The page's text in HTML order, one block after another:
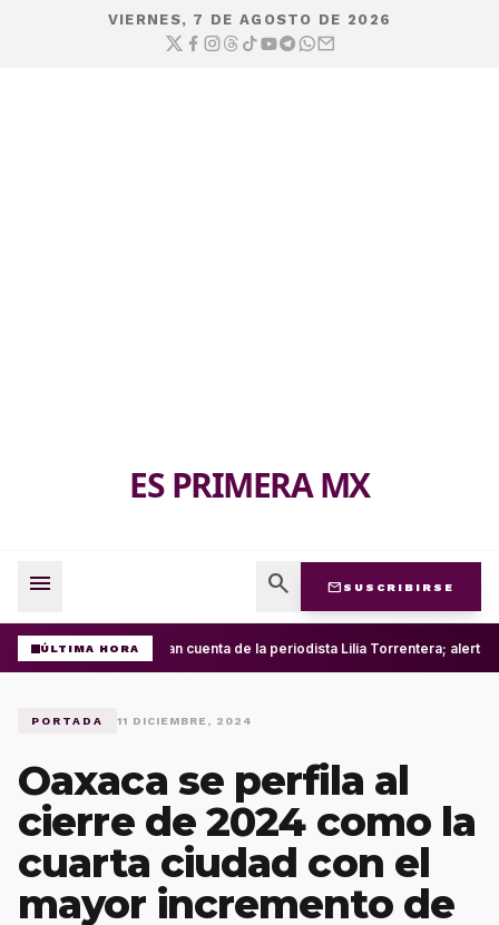
VIERNES, 7 DE AGOSTO DE 2026
ES PRIMERA MX
menu search mail SUSCRIBIRSE
ÚLTIMA HORARoban cuenta de la periodista Lilia Torrentera; alerta
PORTADA 11 DICIEMBRE, 2024
Oaxaca se perfila al
cierre de 2024 como la
cuarta ciudad con el
mayor incremento de